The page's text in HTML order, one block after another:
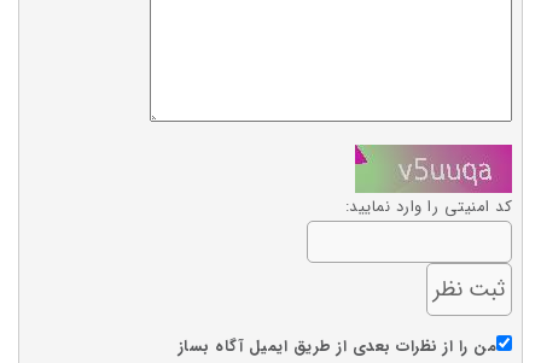
کد امنیتی را وارد نمایید:
من را از نظرات بعدی از طریق ایمیل آگاه بساز